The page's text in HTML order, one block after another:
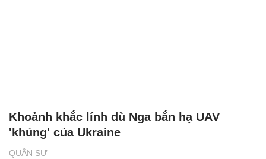
QUÂN SỰ
Khoảnh khắc lính dù Nga bắn hạ UAV
'khủng' của Ukraine